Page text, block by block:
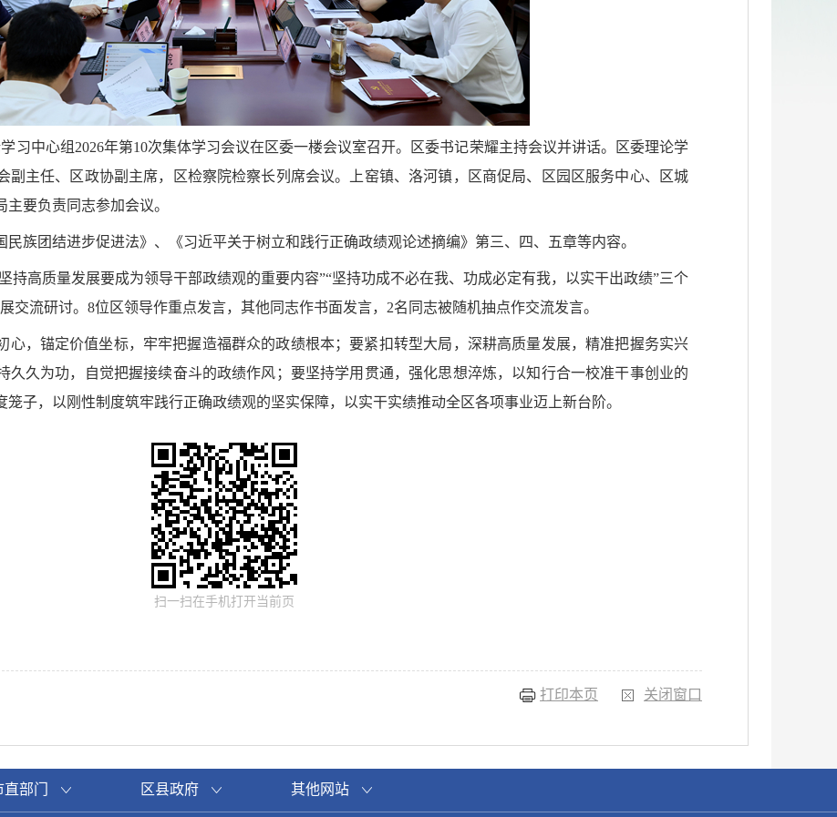
习中心组2026年第10次集体学习会议在区委一楼会议室召开。区委书记荣耀主持会议并讲话。区委理论学
副主任、区政协副主席，区检察院检察长列席会议。上窑镇、洛河镇，区商促局、区园区服务中心、区城
要负责同志参加会议。
族团结进步促进法》、《习近平关于树立和践行正确政绩观论述摘编》第三、四、五章等内容。
持高质量发展要成为领导干部政绩观的重要内容”“坚持功成不必在我、功成必定有我，以实干出政绩”三个
交流研讨。8位区领导作重点发言，其他同志作书面发言，2名同志被随机抽点作交流发言。
心，锚定价值坐标，牢牢把握造福群众的政绩根本；要紧扣转型大局，深耕高质量发展，精准把握务实兴
久久为功，自觉把握接续奋斗的政绩作风；要坚持学用贯通，强化思想淬炼，以知行合一校准干事创业的
子，以刚性制度筑牢践行正确政绩观的坚实保障，以实干实绩推动全区各项事业迈上新台阶。
扫一扫在手机打开当前页
打印本页 关闭窗口
直部门 区县政府 其他网站